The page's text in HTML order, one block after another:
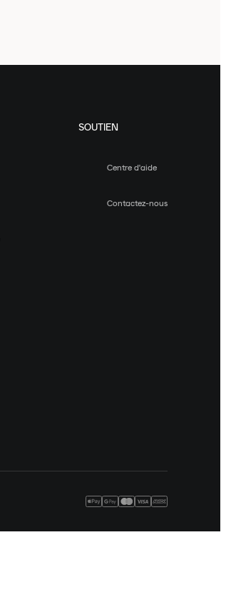
SOUTIEN
Centre d'aide
Contactez-nous